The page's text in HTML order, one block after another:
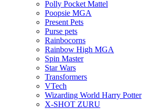
Polly Pocket Mattel
Poopsie MGA
Present Pets
Purse pets
Rainbocorns
Rainbow High MGA
Spin Master
Star Wars
Transformers
VTech
Wizarding World Harry Potter
X-SHOT ZURU